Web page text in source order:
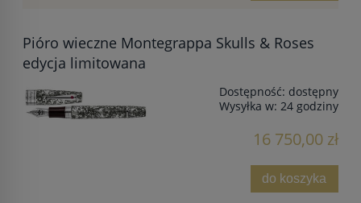
Pióro wieczne Montegrappa Skulls & Roses
edycja limitowana
Dostępność: dostępny
Wysyłka w: 24 godziny
16 750,00 zł
do koszyka